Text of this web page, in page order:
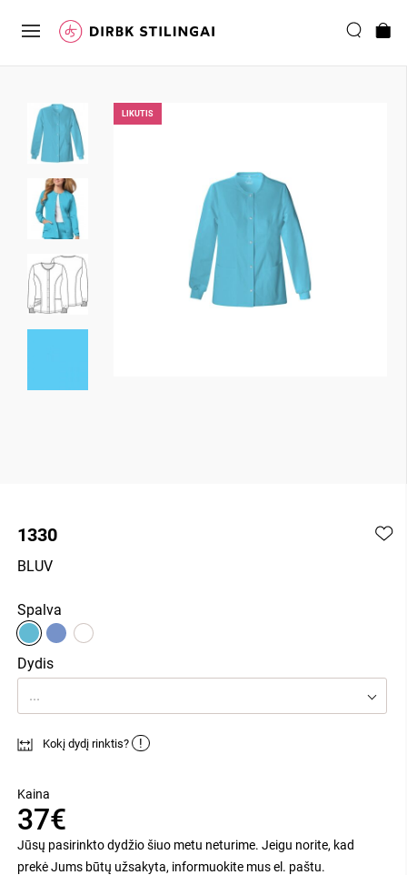
LIKUTIS
1330
BLUV
Spalva
Dydis
...
Kokį dydį rinktis? !
Kaina
37€
Jūsų pasirinkto dydžio šiuo metu neturime. Jeigu norite, kad
prekė Jums būtų užsakyta, informuokite mus el. paštu.